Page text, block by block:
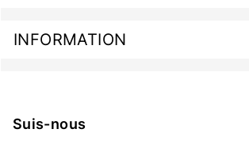
INFORMATION
Suis-nous